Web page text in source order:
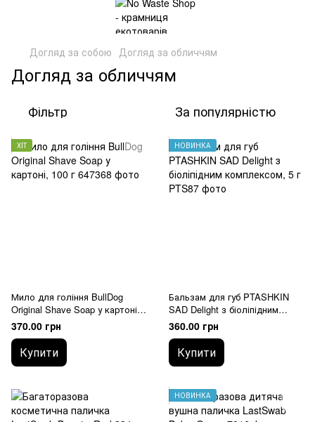
Догляд за собою Догляд за обличчям
Догляд за обличчям
Фільтр За популярністю
ХІТ
Мило для гоління BullDog
Original Shave Soap у картоні,
100 г
370.00 грн
Купити
НОВИНКА
Бальзам для губ PTASHKIN
SAD Delight з біоліпідним
комплексом, 5 г
360.00 грн
Купити
НОВИНКА